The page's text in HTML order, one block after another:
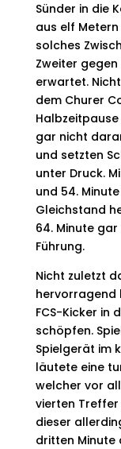
Sünder in die
aus elf
solches
Zweiter
erwartet.
dem Churer
gar nicht
und setzten
unter Druck.
und 54.
Gleichstand
64. Minute
Führung.
Nicht zuletzt
hervorragend
FCS-Kicker in
schöpfen.
Spielgerät im
läutete eine
welcher vor
vierten
dieser
dritten Minute